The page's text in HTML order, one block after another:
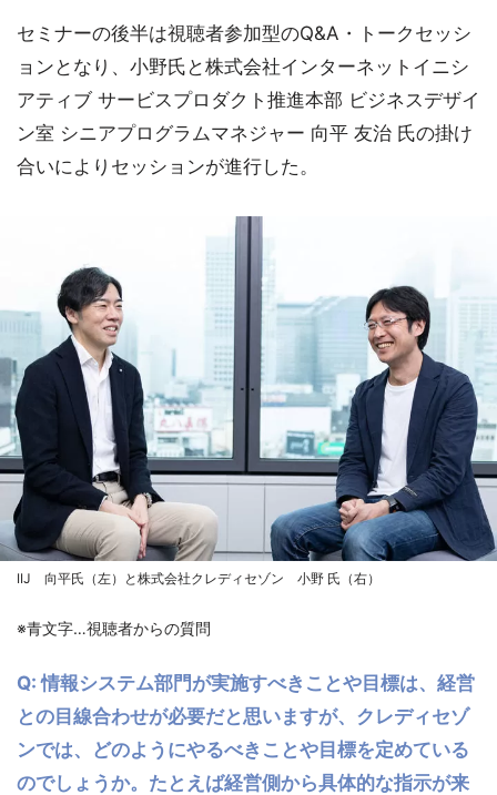
セミナーの後半は視聴者参加型のQ&A・トークセッシ
ョンとなり、小野氏と株式会社インターネットイニシ
アティブ サービスプロダクト推進本部 ビジネスデザイ
ン室 シニアプログラムマネジャー 向平 友治 氏の掛け
合いによりセッションが進行した。
IIJ 向平氏（左）と株式会社クレディセゾン 小野 氏（右）
※青文字…視聴者からの質問
Q: 情報システム部門が実施すべきことや目標は、経営
との目線合わせが必要だと思いますが、クレディセゾ
ンでは、どのようにやるべきことや目標を定めている
のでしょうか。たとえば経営側から具体的な指示が来